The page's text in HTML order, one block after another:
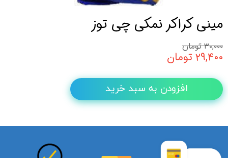
مینی کراکر نمکی چی توز
۳۰,۰۰۰ تومان
۲۹,۴۰۰ تومان
افزودن به سبد خرید